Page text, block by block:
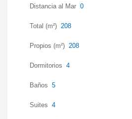
Distancia al Mar 0
Total (m²) 208
Propios (m²) 208
Dormitorios 4
Baños 5
Suites 4